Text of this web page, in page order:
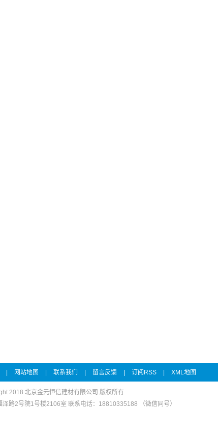
网站地图 联系我们 留言反馈 订阅RSS XML地图
2018 北京金元恒信建材有限公司 版权所有
路2号院1号楼2106室 联系电话：18810335188 （微信同号）